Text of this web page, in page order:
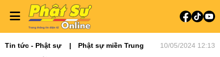
Tin tức - Phật sự Phật sự miền Trung 10/05/2024 12:13